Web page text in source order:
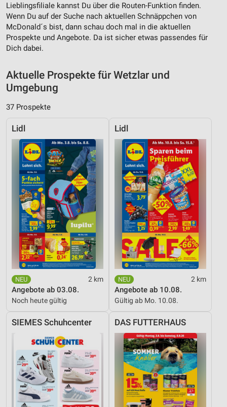
Lieblingsfiliale kannst Du über die Routen-Funktion finden.
Wenn Du auf der Suche nach aktuellen Schnäppchen von
McDonald´s bist, dann schau doch mal in die aktuellen
Prospekte und Angebote. Da ist sicher etwas passendes für
Dich dabei.
Aktuelle Prospekte für Wetzlar und
Umgebung
37 Prospekte
Lidl
2 km
Angebote ab 03.08.
Noch heute gültig
Lidl
2 km
Angebote ab 10.08.
Gültig ab Mo. 10.08.
SIEMES Schuhcenter DAS FUTTERHAUS